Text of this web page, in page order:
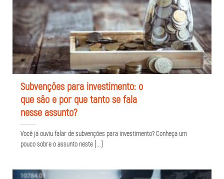
Subvenções para investimento: o
que são e por que tanto se fala
nesse assunto?
Você já ouviu falar de subvenções para investimento? Conheça um
pouco sobre o assunto neste [...]